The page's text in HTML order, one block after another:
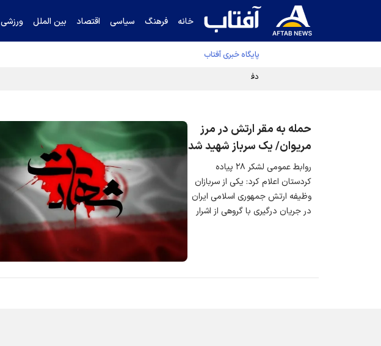
خانه فرهنگ سیاسی اقتصاد بین الملل ورزشی
پایگاه خبری آفتاب
دفتر رهبر انقلاب ادعای خرازی درباره پزشکیان را تکذیب کرد
حمله به مقر ارتش در مرز
مریوان/ یک سرباز شهید شد
روابط عمومی لشکر ۲۸ پیاده
کردستان اعلام کرد: یکی از سربازان
وظیفه ارتش جمهوری اسلامی ایران
در جریان درگیری با گروهی از اشرار